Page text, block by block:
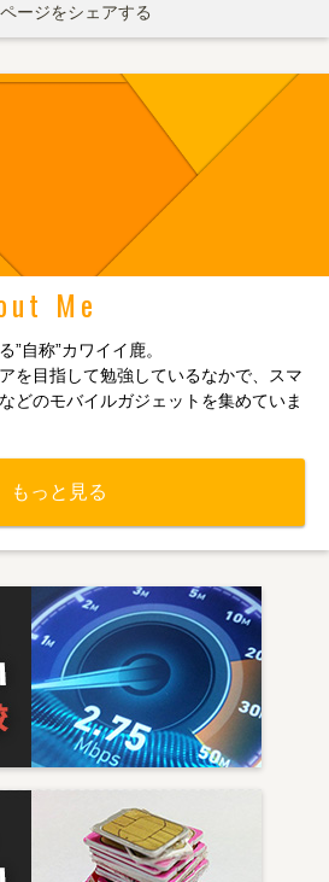
Me
”自称”カワイイ鹿。
を目指して勉強しているなかで、スマ
どのモバイルガジェットを集めていま
もっと見る
ージをシェアする